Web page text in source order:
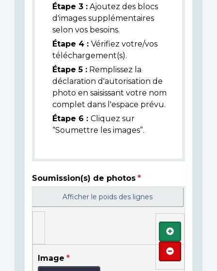
Étape 3 : Ajoutez des blocs
d'images supplémentaires
selon vos besoins.
Étape 4 : Vérifiez votre/vos
téléchargement(s).
Étape 5 : Remplissez la
déclaration d'autorisation de
photo en saisissant votre nom
complet dans l'espace prévu.
Étape 6 : Cliquez sur
“Soumettre les images”.
Soumission(s) de photos
Afficher le poids des lignes
Image
Ajouter
Retirer